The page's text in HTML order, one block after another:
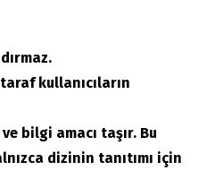
kullanıcıların
bilgi amacı taşır. Bu
dizinin tanıtımı için